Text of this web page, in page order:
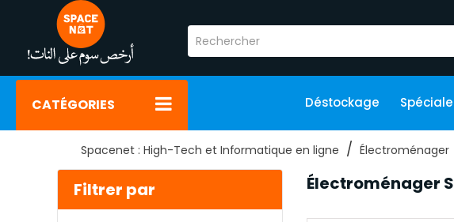
CATÉGORIES Déstockage
Spacenet : High-Tech et Informatique en ligne Électroménager
Filtrer par Électroménager